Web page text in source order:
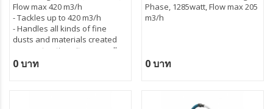
improvements have
incorporated in it:
a new efficient semi-automatic
filter cleaning system
Flow max 420 m3/h
- Tackles up to 420 m3/h
- Handles all kinds of fine
dusts and materials created
on construction sites as well as
dust from many other
0 บาท
Phase, 1285watt, Flow max 205
m3/h
0 บาท